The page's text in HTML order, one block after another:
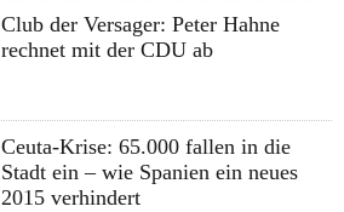
Club der Versager: Peter Hahne
rechnet mit der CDU ab
Ceuta-Krise: 65.000 fallen in die
Stadt ein – wie Spanien ein neues
2015 verhindert